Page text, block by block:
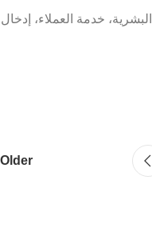
البشرية، خدمة العملاء، إدخال
Older